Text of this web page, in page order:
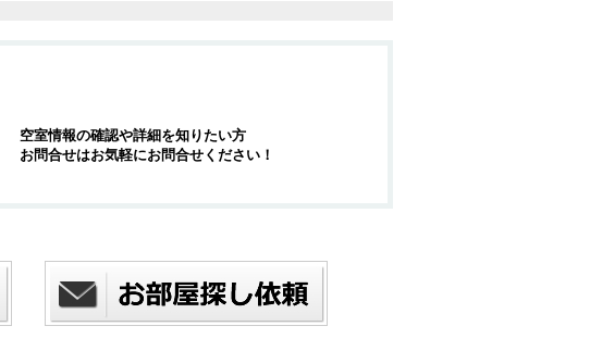
空室情報の確認や詳細を知りたい方
お問合せはお気軽にお問合せください！